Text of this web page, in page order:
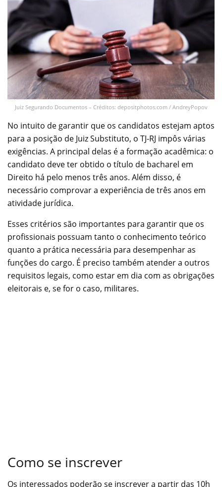
Juiz Segurando Documentos – Créditos: depositphotos.com / AndreyPopov
No intuito de garantir que os candidatos estejam aptos
para a posição de Juiz Substituto, o TJ-RJ impôs várias
exigências. A principal delas é a formação acadêmica: o
candidato deve ter obtido o título de bacharel em
Direito há pelo menos três anos. Além disso, é
necessário comprovar a experiência de três anos em
atividade jurídica.
Esses critérios são importantes para garantir que os
profissionais possuam tanto o conhecimento teórico
quanto a prática necessária para desempenhar as
funções do cargo. É preciso também atender a outros
requisitos legais, como estar em dia com as obrigações
eleitorais e, se for o caso, militares.
Como se inscrever
Os interessados poderão se inscrever a partir das 10h